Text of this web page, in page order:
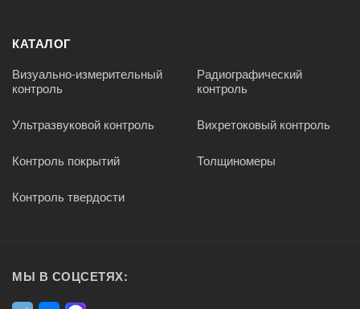
КАТАЛОГ
Визуально-измерительный
контроль
Радиографический
контроль
Ультразвуковой контроль Вихретоковый контроль
Контроль покрытий Толщиномеры
Контроль твердости
МЫ В СОЦСЕТЯХ: